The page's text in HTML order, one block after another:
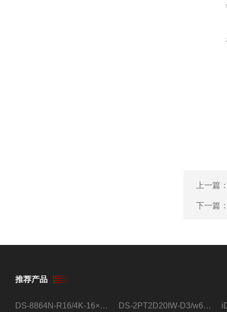
上一篇
下一篇
推荐产品
DS-8864N-R16/4K-16×4T/希捷16盘位录像机 DS-2PT2D20IW-D3/w64路高清硬盘录像机